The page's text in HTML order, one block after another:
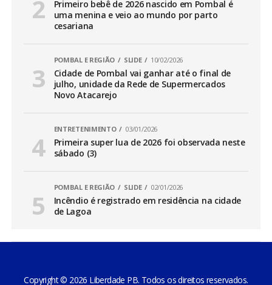
Primeiro bebê de 2026 nascido em Pombal é
uma menina e veio ao mundo por parto
cesariana
POMBAL E REGIÃO SLIDE 10/02/2026
Cidade de Pombal vai ganhar até o final de
julho, unidade da Rede de Supermercados
Novo Atacarejo
ENTRETENIMENTO 03/01/2026
Primeira super lua de 2026 foi observada neste
sábado (3)
POMBAL E REGIÃO SLIDE 02/01/2026
Incêndio é registrado em residência na cidade
de Lagoa
Copyright © 2026 Liberdade PB. Todos os direitos reservados.